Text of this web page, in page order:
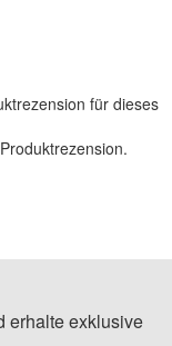
für dieses
.
erhalte exklusive